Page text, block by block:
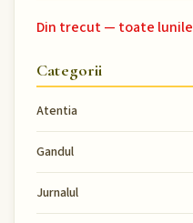
Din trecut — toate lunile
Categorii
Atentia
Gandul
Jurnalul